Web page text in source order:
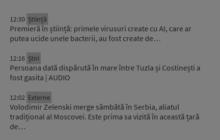
12:30 Știinţă
Premieră în știință: primele virusuri create cu AI, care ar
putea ucide unele bacterii, au fost create de…
12:16 Știri
Persoana dată dispărută în mare între Tuzla și Costinești a
fost gasita | AUDIO
12:02 Externe
Volodimir Zelenski merge sâmbătă în Serbia, aliatul
tradițional al Moscovei. Este prima sa vizită în această țară
de…